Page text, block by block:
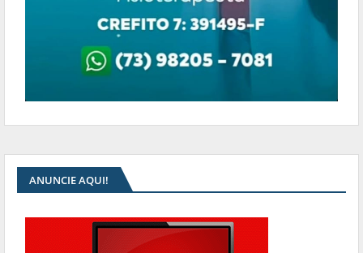
ANUNCIE AQUI!